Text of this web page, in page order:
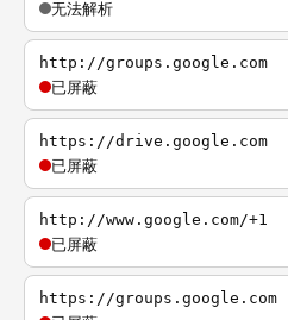
无法解析
http://groups.google.com
已屏蔽
https://drive.google.com
已屏蔽
http://www.google.com/+1
已屏蔽
https://groups.google.com